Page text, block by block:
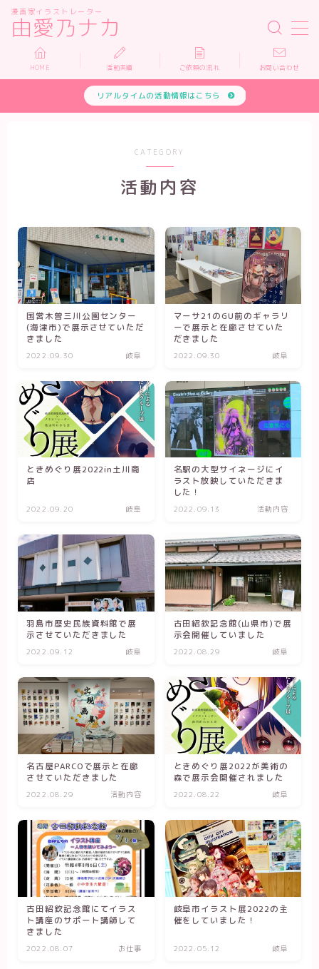
由愛乃ナカ
漫画家イラストレーター
MENU
HOME 活動実績 ご依頼の流れ お問い合わせ
リアルタイムの活動情報はこちら
CATEGORY
活動内容
国営木曽三川公園センター
(海津市)で展示させていただ
きました
2022.09.30 岐阜
マーサ21のGU前のギャラリ
ーで展示と在廊させていた
だきました
2022.09.30 岐阜
ときめぐり展2022in土川商
店
2022.09.20 岐阜
名駅の大型サイネージにイ
ラスト放映していただきま
した！
2022.09.13 活動内容
羽島市歴史民族資料館で展
示させていただきました
2022.09.12 岐阜
古田紹欽記念館(山県市)で展
示会開催していました
2022.08.29 岐阜
名古屋PARCOで展示と在廊
させていただきました
2022.08.29 活動内容
ときめぐり展2022が美術の
森で展示会開催されました
2022.08.22 岐阜
古田紹欽記念館にてイラス
ト講座のサポート講師して
きました
2022.08.07 お仕事
岐阜市イラスト展2022の主
催をしていました！
2022.05.12 岐阜